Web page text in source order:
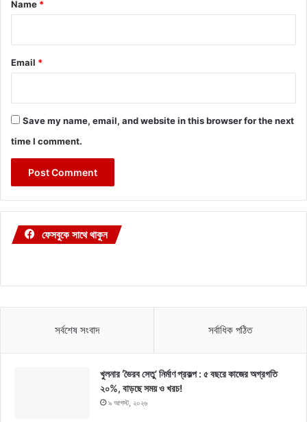
Name *
Email *
Save my name, email, and website in this browser for the next
time I comment.
ফেসবুকে সাথে থাকুন
সর্বশেষ সংবাদ সর্বাধিক পঠিত
খুলনার ‘ভৈরব সেতু’ নির্মাণ প্রকল্প : ৫ বছরে কাজের অগ্রগতি
২০%, বাড়ছে সময় ও খরচ!
৯ আগস্ট, ২০২৬